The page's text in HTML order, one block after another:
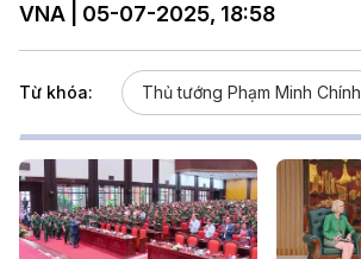
VNA | 05-07-2025, 18:58
Từ khóa: Thủ tướng Phạm Minh Chính